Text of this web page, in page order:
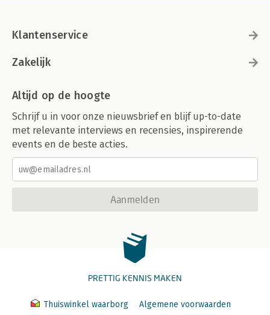
Klantenservice
Zakelijk
Altijd op de hoogte
Schrijf u in voor onze nieuwsbrief en blijf up-to-date
met relevante interviews en recensies, inspirerende
events en de beste acties.
Aanmelden
PRETTIG KENNIS MAKEN
Thuiswinkel waarborg Algemene voorwaarden